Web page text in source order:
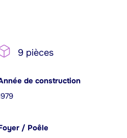
9 pièces
de construction
/ Poêle